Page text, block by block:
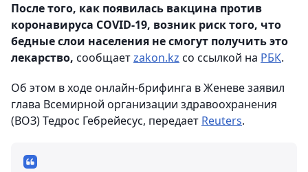
После того, как появилась вакцина против
коронавируса COVID-19, возник риск того, что
бедные слои населения не смогут получить это
лекарство, сообщаетzakon.kz со ссылкой на РБК.
Об этом в ходе онлайн-брифинга в Женеве заявил
глава Всемирной организации здравоохранения
(ВОЗ) Тедрос Гебрейесус, передает Reuters.